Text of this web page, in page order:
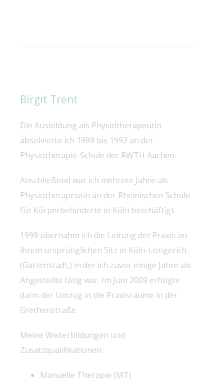
Birgit Trent
Die Ausbildung als Physiotherapeutin
absolvierte ich 1989 bis 1992 an der
Physiotherapie-Schule der RWTH Aachen.
Anschließend war ich mehrere Jahre als
Physiotherapeutin an der Rheinischen Schule
für Körperbehinderte in Köln beschäftigt.
1999 übernahm ich die Leitung der Praxis an
ihrem ursprünglichen Sitz in Köln-Longerich
(Gartenstadt,) in der ich zuvor einige Jahre als
Angestellte tätig war. Im Juni 2009 erfolgte
dann der Umzug in die Praxisräume in der
Grethenstraße.
Meine Weiterbildungen und
Zusatzqualifikationen:
Manuelle Therapie (MT)